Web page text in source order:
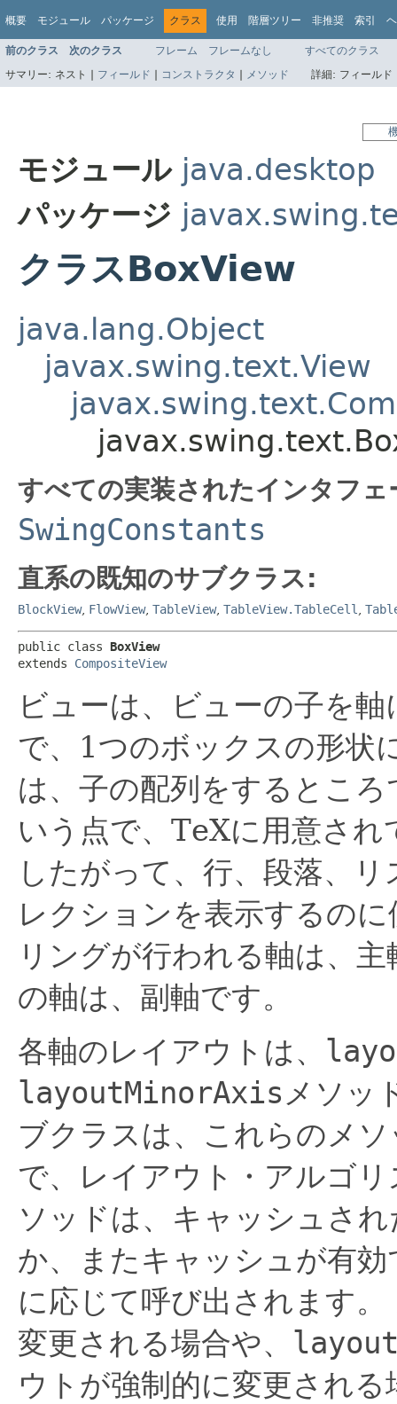
概要 モジュール パッケージ クラス 使用 階層ツリー 非推奨 索引
前のクラス 次のクラス フレーム フレームなし
すべてのクラス
サマリー: ネスト | フィールド | コンストラクタ | メソッド 詳細: フィール
モジュール java.desktop
パッケージ
クラスBoxView
java.lang.Object
javax.swing.text.View
すべての実装されたインタフ
SwingConstants
直系の既知のサブクラス:
BlockView, FlowView, TableView, TableView.TableCell
public class BoxView
extends CompositeView
ビューは、ビューの子を
で、1つのボックスの形状
は、子の配列をするとこ
いう点で、TeXに用意さ
したがって、行、段落、
レクションを表示するの
リングが行われる軸は、
の軸は、副軸です。
各軸のレイアウトは、
layoutMinorAxisメソッ
ブクラスは、これらのメ
で、レイアウト・アルゴ
ソッドは、キャッシュさ
か、またキャッシュが有
に応じて呼び出されます。
変更される場合や、
ウトが強制的に変更され